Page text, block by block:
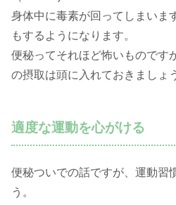
身体中に毒素が回ってしまいま
もするようになります。
便秘ってそれほど怖いものです
の摂取は頭に入れておきましょ
適度な運動を心がける
便秘ついでの話ですが、運動習
う。